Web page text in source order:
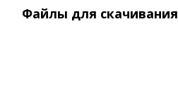
Файлы для скачивания